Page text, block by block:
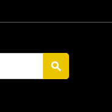
search